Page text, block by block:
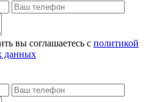
вы соглашаетесь с политикой
данных